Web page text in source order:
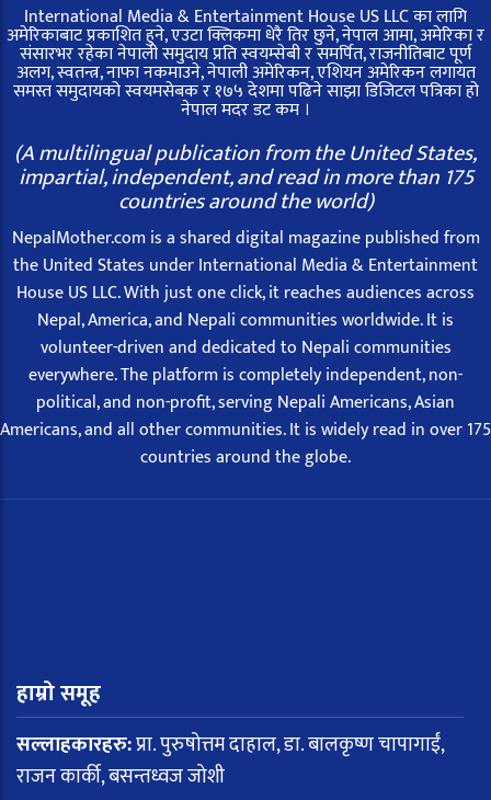
International Media & Entertainment House US LLC का लागि
अमेरिकाबाट प्रकाशित हुने, एउटा क्लिकमा धेरै तिर छुने, नेपाल आमा, अमेरिका र
संसारभर रहेका नेपाली समुदाय प्रति स्वयम्सेबी र समर्पित, राजनीतिबाट पूर्ण
अलग, स्वतन्त्र, नाफा नकमाउने, नेपाली अमेरिकन, एशियन अमेरिकन लगायत
समस्त समुदायको स्वयमसेबक र १७५ देशमा पढिने साझा डिजिटल पत्रिका हो
नेपाल मदर डट कम ।
(A multilingual publication from the United States,
impartial, independent, and read in more than 175
countries around the world)
NepalMother.com is a shared digital magazine published from
the United States under International Media & Entertainment
House US LLC. With just one click, it reaches audiences across
Nepal, America, and Nepali communities worldwide. It is
volunteer-driven and dedicated to Nepali communities
everywhere. The platform is completely independent, non-
political, and non-profit, serving Nepali Americans, Asian
Americans, and all other communities. It is widely read in over 175
countries around the globe.
हाम्रो समूह
सल्लाहकारहरु:प्रा. पुरुषोत्तम दाहाल, डा. बालकृष्ण चापागाईं,
राजन कार्की, बसन्तध्वज जोशी